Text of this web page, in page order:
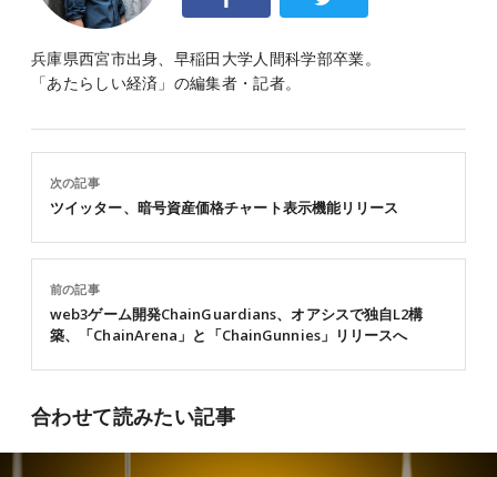
兵庫県西宮市出身、早稲田大学人間科学部卒業。
「あたらしい経済」の編集者・記者。
前の記事
web3ゲーム開発ChainGuardians、オアシスで独自L2構
築、「ChainArena」と「ChainGunnies」リリースへ
次の記事
ツイッター、暗号資産価格チャート表示機能リリース
合わせて読みたい記事